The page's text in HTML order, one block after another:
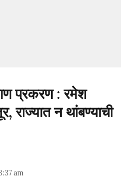
प्रकरण : रमेश
राज्यात न थांबण्याची
am